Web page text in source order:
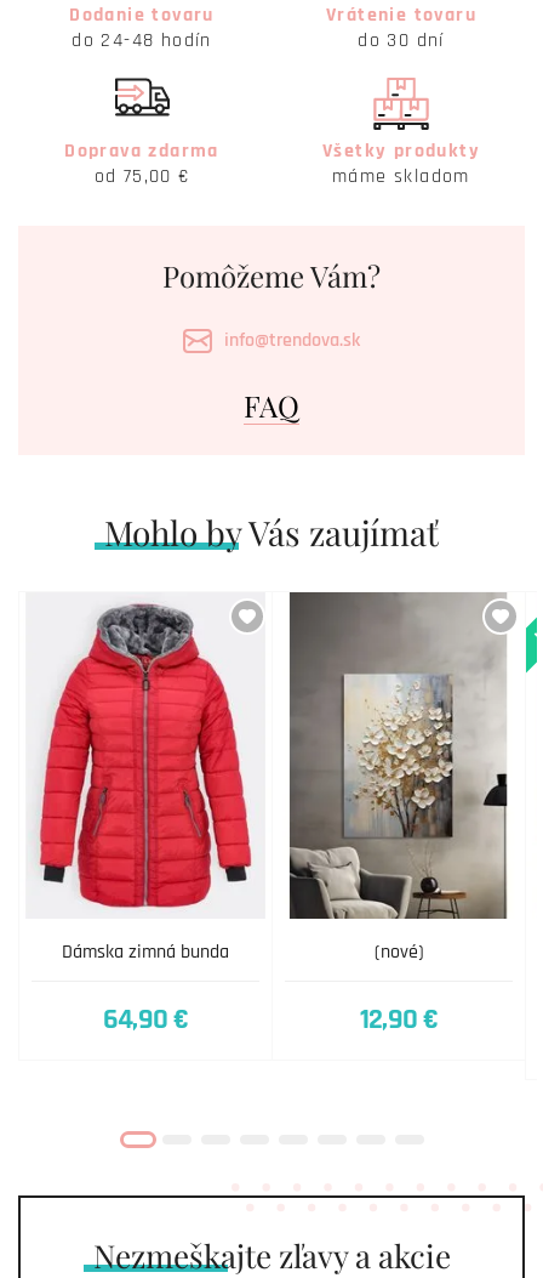
Dodanie tovaru
do 24-48 hodín
Vrátenie tovaru
do 30 dní
Doprava zdarma
od 75,00 €
Všetky produkty
máme skladom
Pomôžeme Vám?
info@trendova.sk
FAQ
Mohlo by Vás zaujímať
Dámska zimná bunda
64,90 €
(nové)
12,90 €
Nezmeškajte zľavy a akcie